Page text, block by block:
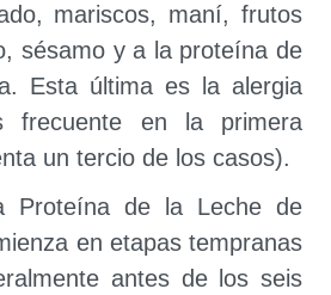
mariscos, maní, frutos
sésamo y a la proteína de
Esta última es la alergia
frecuente en la primera
un tercio de los casos).
Proteína de la Leche de
en etapas tempranas
antes de los seis